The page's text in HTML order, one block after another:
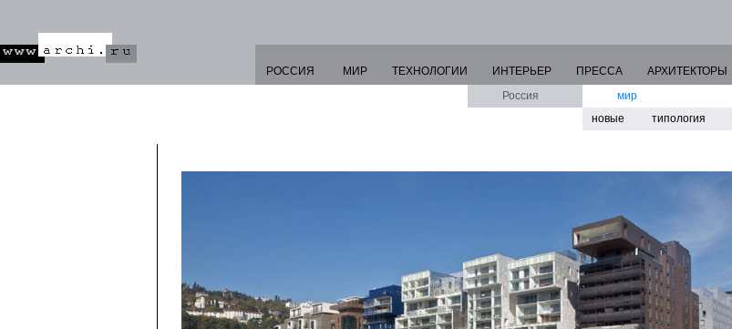
РОССИЯ МИР ТЕХНОЛОГИИ ИНТЕРЬЕР ПРЕССА АРХИТЕКТОРЫ
Россия
мир
новые
типология